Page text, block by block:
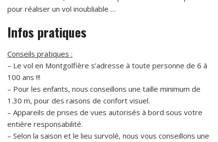
pour réaliser un vol inoubliable …
Infos pratiques
Conseils pratiques :
– Le vol en Montgolfière s’adresse à toute personne de 6 à
100 ans !!!
– Pour les enfants, nous conseillons une taille minimum de
1.30 m, pour des raisons de confort visuel.
– Appareils de prises de vues autorisés à bord sous votre
entière responsabilité.
– Selon la saison et le lieu survolé, nous vous conseillons une